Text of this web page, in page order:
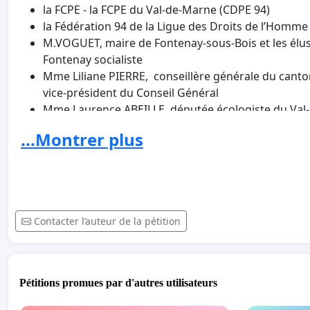
la FCPE - la FCPE du Val-de-Marne (CDPE 94)
la Fédération 94 de la Ligue des Droits de l’Homme
M.VOGUET, maire de Fontenay-sous-Bois et les
Fontenay socialiste
Mme Liliane PIERRE, conseillère générale du
vice-président du Conseil Général
Mme Laurence ABEILLE, députée écologiste du
Union des Familles Laïques (UFAL)
du 94
CGT Educ'Action 94 - SUD EDUCATION 94 -
...Montrer plus
Contacter l’auteur de la pétition
Pétitions promues par d'autres utilisateurs